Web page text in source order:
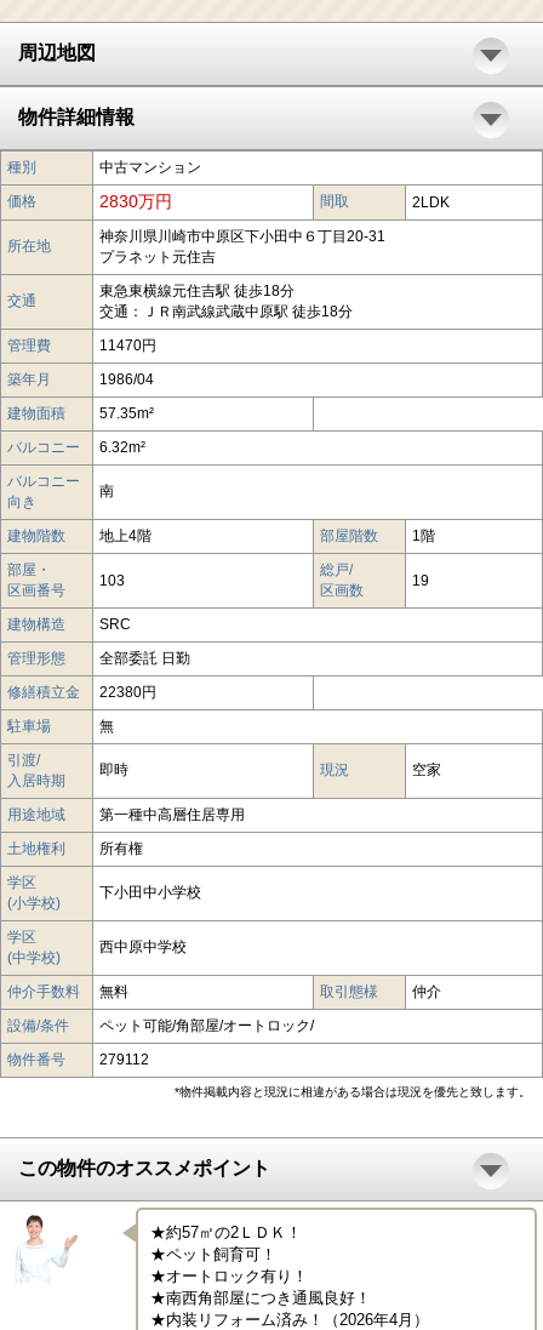
周辺地図
物件詳細情報
種別
中古マンション
価格
2830万円 間取 2LDK
所在地
神奈川県川崎市中原区下小田中６丁目20-31
プラネット元住吉
交通
東急東横線元住吉駅 徒歩18分
交通：ＪＲ南武線武蔵中原駅 徒歩18分
管理費
11470円
築年月
1986/04
建物面積
57.35m²
バルコニー
6.32m²
バルコニー
向き
南
建物階数 地上4階 部屋階数
1階
部屋・
区画番号
103
総戸/
区画数
19
建物構造
SRC
管理形態
全部委託 日勤
修繕積立金
22380円
駐車場
無
引渡/
入居時期
即時 現況 空家
用途地域
第一種中高層住居専用
土地権利
所有権
学区
(小学校)
下小田中小学校
学区
(中学校)
西中原中学校
仲介手数料 無料 取引態様
仲介
設備/条件
ペット可能/角部屋/オートロック/
物件番号
279112
*物件掲載内容と現況に相違がある場合は現況を優先と致します。
この物件のオススメポイント
★約57㎡の2ＬＤＫ！
★ペット飼育可！
★オートロック有り！
★南西角部屋につき通風良好！
★内装リフォーム済み！（2026年4月）